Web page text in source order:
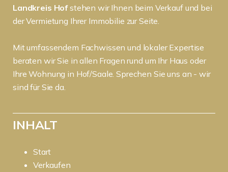
Landkreis Hofstehen wir Ihnen beim Verkauf und bei
der Vermietung Ihrer Immobilie zur Seite.
Mit umfassendem Fachwissen und lokaler Expertise
beraten wir Sie in allen Fragen rund um Ihr Haus oder
Ihre Wohnung in Hof/Saale. Sprechen Sie uns an - wir
sind für Sie da.
INHALT
Start
Verkaufen